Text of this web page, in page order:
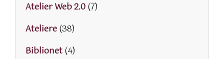
Atelier Web 2.0(7)
Ateliere(38)
Biblionet(4)